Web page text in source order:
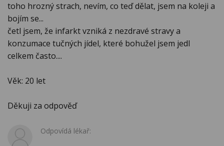
toho hrozný strach, nevím, co teď dělat, jsem na koleji a
bojím se...
četl jsem, že infarkt vzniká z nezdravé stravy a
konzumace tučných jídel, které bohužel jsem jedl
celkem často....
Věk: 20 let
Děkuji za odpověď
Odpovídá lékař: